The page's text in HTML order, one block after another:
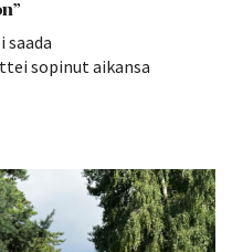
sopinut aikansa